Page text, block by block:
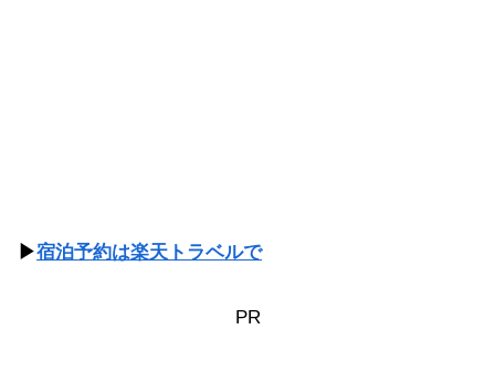
▶宿泊予約は楽天トラベルで
PR